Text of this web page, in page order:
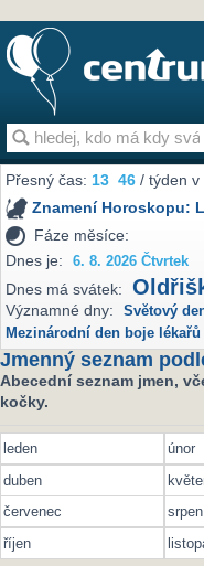
Přesný čas:13 46 / týden
Znamení Horoskopu:
Fáze měsíce:
Dnes je:
6. 8. 2026 Čtvrtek
Dnes má svátek:
Významné dny: Světový
Mezinárodní den boje
Jmenný seznam
Abecední seznam jmen,
kočky.
leden únor
duben
červenec
srpen
říjen